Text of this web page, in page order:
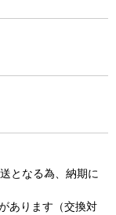
となる為、納期に
あります（交換対